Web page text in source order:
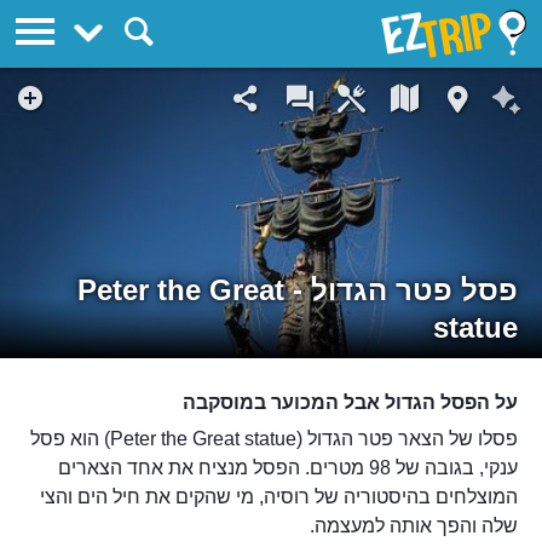
פסל פטר הגדול - Peter the Great
statue
על הפסל הגדול אבל המכוער במוסקבה
פסלו של הצאר פטר הגדול (Peter the Great statue) הוא פסל
ענקי, בגובה של 98 מטרים. הפסל מנציח את אחד הצארים
המוצלחים בהיסטוריה של רוסיה, מי שהקים את חיל הים והצי
שלה והפך אותה למעצמה.
EZTrip